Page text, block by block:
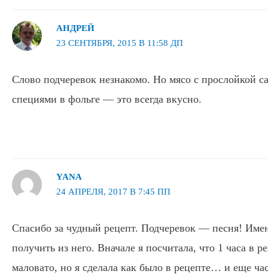
АНДРЕЙ
23 СЕНТЯБРЯ, 2015 В 11:58 ДП
Слово подчеревок незнакомо. Но мясо с прослойкой
специями в фольге — это всегда вкусно.
YANA
24 АПРЕЛЯ, 2017 В 7:45 ПП
Спасибо за чудный рецепт. Подчеревок — песня!
получить из него. Вначале я посчитала, что 1 часа в
маловато, но я сделала как было в рецепте… и еще